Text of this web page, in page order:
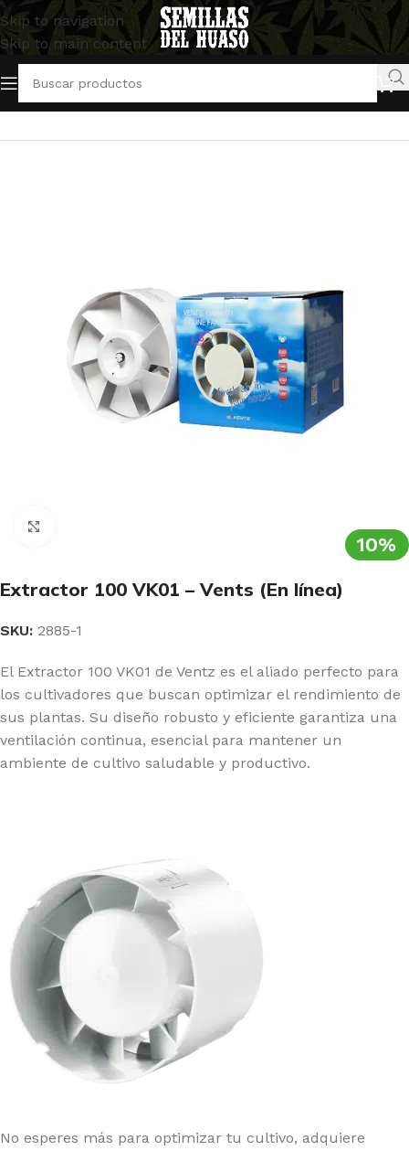
Skip to navigation
Skip to main content
Inicio/Artículos Indoor/Ventilación y extracción
10%
Extractor 100 VK01 – Vents (En línea)
SKU: 2885-1
El Extractor 100 VK01 de Ventz es el aliado perfecto para
los cultivadores que buscan optimizar el rendimiento de
sus plantas. Su diseño robusto y eficiente garantiza una
ventilación continua, esencial para mantener un
ambiente de cultivo saludable y productivo.
No esperes más para optimizar tu cultivo, adquiere